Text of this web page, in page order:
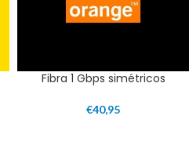
Fibra 1 Gbps simétricos
€40,95